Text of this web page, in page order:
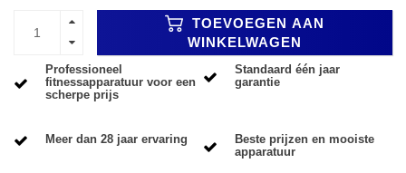
TOEVOEGEN AAN
WINKELWAGEN
Professioneel
fitnessapparatuur voor een
scherpe prijs
Standaard één jaar
garantie
Meer dan 28 jaar ervaring
Beste prijzen en mooiste
apparatuur